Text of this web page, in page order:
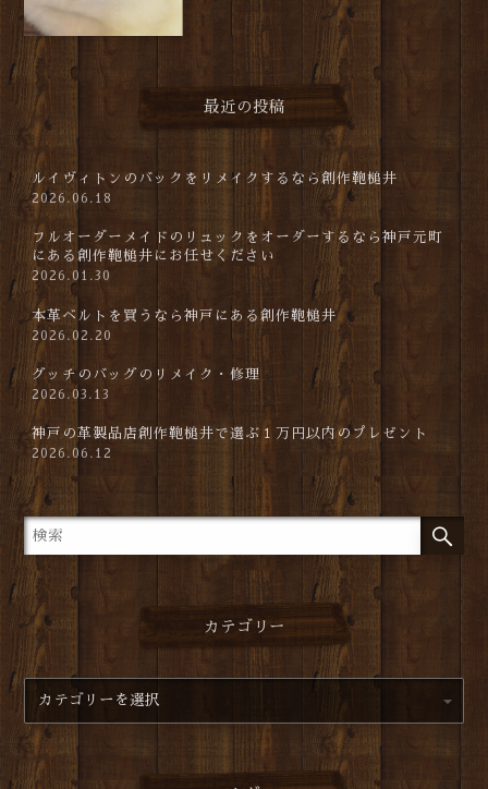
最近の投稿
ルイヴィトンのバックをリメイクするなら創作鞄槌井
2026.06.18
フルオーダーメイドのリュックをオーダーするなら神戸元町
にある創作鞄槌井にお任せください
2026.01.30
本革ベルトを買うなら神戸にある創作鞄槌井
2026.02.20
グッチのバッグのリメイク・修理
2026.03.13
神戸の革製品店創作鞄槌井で選ぶ１万円以内のプレゼント
2026.06.12
カテゴリー